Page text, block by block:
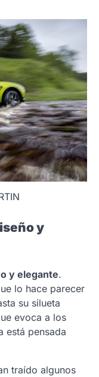
y
y elegante.
lo hace parecer
su silueta
evoca a los
está pensada
traído algunos